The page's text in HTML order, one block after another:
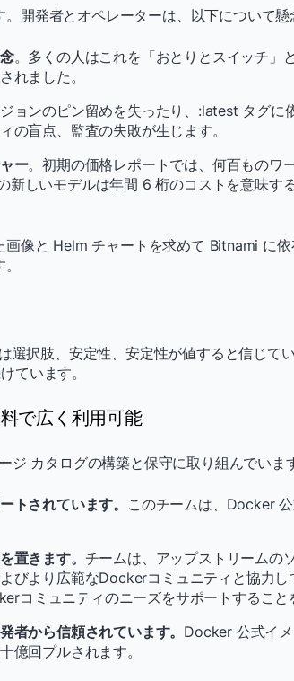
開発者とオペレーターは、以下について懸
。多くの人はこれを「おとりとスイッチ」
れました。
ョンのピン留めを失ったり、:latest タグに
の盲点、監査の失敗が生じます。
ー。初期の価格レポートでは、何百ものワ
新しいモデルは年間 6 桁のコストを意味す
画像と Helm チャートを求めて Bitnami に
選択肢、安定性、安定性が値すると信じて
ています。
で広く利用可能
ジ カタログの構築と保守に取り組んでいま
トされています。 このチームは、Docker
置きます。 チームは、アップストリームの
びより広範なDockerコミュニティと協力し
コミュニティのニーズをサポートすること
者から信頼されています。 Docker 公式イ
億回プルされます。